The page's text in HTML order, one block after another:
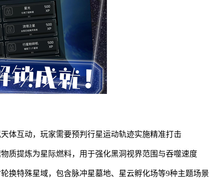
体互动，玩家需要预判行星运动轨迹实施精准打击
质提炼为星际燃料，用于强化黑洞视界范围与吞噬速度
换特殊星域，包含脉冲星墓地、星云孵化场等9种主题场景